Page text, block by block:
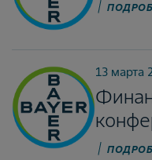
13 марта